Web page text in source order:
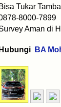
Bisa Tukar
8000-7899
Aman di
Hubungi BA